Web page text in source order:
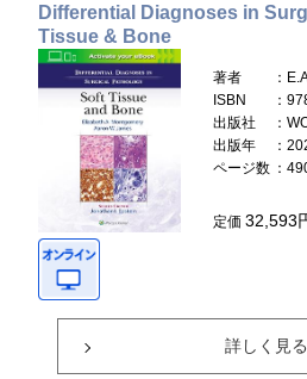
Differential Diagnoses in
Tissue & Bone
著者
：
ISBN
：
出版社
：
出版年
：
ページ数 ：
定価32,593
詳しく見る